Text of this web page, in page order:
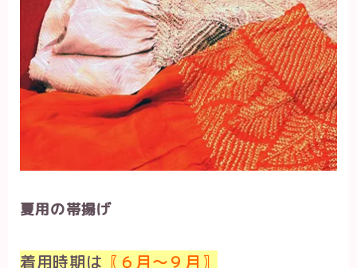
夏用の帯揚げ
着用時期は 〖６月～９月〗